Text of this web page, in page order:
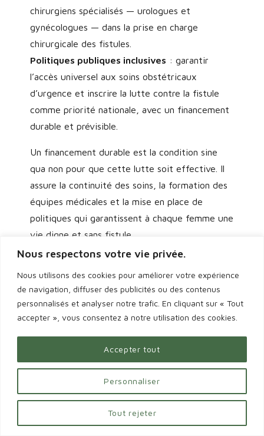
Nous respectons votre vie privée.
Nous utilisons des cookies pour améliorer votre expérience
de navigation, diffuser des publicités ou des contenus
personnalisés et analyser notre trafic. En cliquant sur « Tout
accepter », vous consentez à notre utilisation des cookies.
Personnaliser
Tout rejeter
Accepter tout
chirurgiens spécialisés — urologues et
gynécologues — dans la prise en charge
chirurgicale des fistules.
Politiques publiques inclusives : garantir
l’accès universel aux soins obstétricaux
d’urgence et inscrire la lutte contre la fistule
comme priorité nationale, avec un financement
durable et prévisible.
Un financement durable est la condition sine
qua non pour que cette lutte soit effective. Il
assure la continuité des soins, la formation des
équipes médicales et la mise en place de
politiques qui garantissent à chaque femme une
vie digne et sans fistule.
GENIT CARE AFRICA | En ce 23 mai 2026,
quel message souhaitez-vous adresser aux
femmes qui vivent ou ont survécu à la
fistule, ainsi qu’aux familles et communautés
Dr Aïssata Ouédraogo — Urologue-
Andrologue
Aux femmes qui vivent avec la fistule ou qui
l’ont surmontée : vous n’êtes pas seules. Votre
courage est une lumière qui inspire bien au-delà